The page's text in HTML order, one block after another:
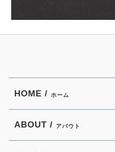
HOME / ホーム
ABOUT / アバウト